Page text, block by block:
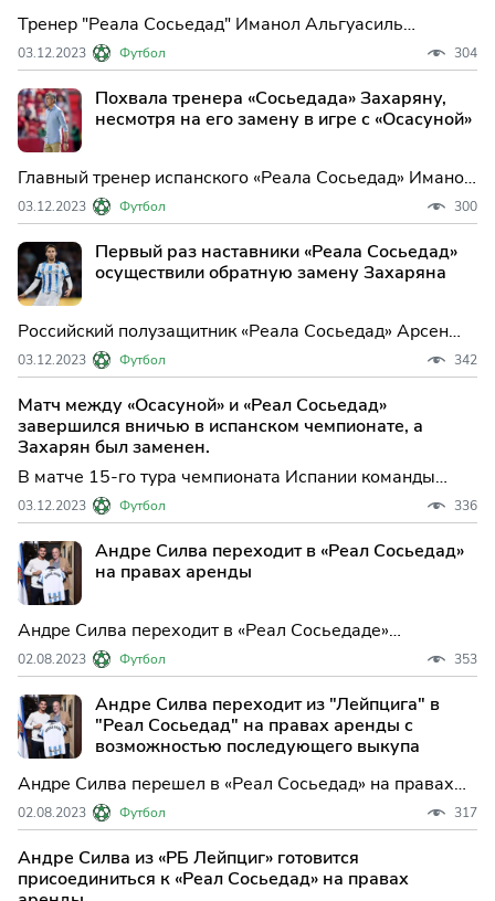
Тренер "Реала Сосьедад" Иманол Альгуасиль
поделился своим мнением о выступлении российского
полузащитника Арсена Захаряна в матче 15-го тура
Примеры против "Осасуны".
03.12.2023 Футбол 304
Похвала тренера «Сосьедада» Захаряну,
несмотря на его замену в игре с «Осасуной»
Главный тренер испанского «Реала Сосьедад» Иманол
Альгуасиль высказал свою оценку игре российского
полузащитника клуба Арсена Захаряна в матче 15-го
тура Примеры против «Осасуны».
03.12.2023 Футбол 300
Первый раз наставники «Реала Сосьедад»
осуществили обратную замену Захаряна
Российский полузащитник «Реала Сосьедад» Арсен
Захарян в гостевом матче 15-го тура чемпионата
Испании против «Осасуны» (1:1) вышел на замену на
16-й минуте вместо нападающего Андера
Барренечеа.
03.12.2023 Футбол 342
Матч между «Осасуной» и «Реал Сосьедад»
завершился вничью в испанском чемпионате, а
Захарян был заменен.
В матче 15-го тура чемпионата Испании команды
«Осасуна» и «Реал Сосьедад» не смогли определить
победителя и сыграли вничью. Встреча, прошедшая в
Памплоне, завершилась со счетом 1:1.
03.12.2023 Футбол 336
Андре Силва переходит в «Реал Сосьедад»
на правах аренды
Андре Силва переходит в «Реал Сосьедаде»
Португальский нападающий «РБ Лейпциг» Андре
Силва проведёт сезон-2023/2024 в «Реал
Сосьедаде», сообщает пресс-служба испанского
клуба. Кроме того, у «Реал Сосьедад» остаётся право
выкупа 27-летнего
02.08.2023 Футбол 353
Андре Силва переходит из "Лейпцига" в
"Реал Сосьедад" на правах аренды с
возможностью последующего выкупа
Андре Силва перешел в «Реал Сосьедад» на правах
аренды. Нападающий «РБ Лейпциг» будет выступать
за испанский клуб в сезоне-2023/24. «Реал Сосьедад»
имеет право выкупа по окончании соглашения. В
сезоне-2022/23 Андре Силва провел 31 матч в Бунд
02.08.2023 Футбол 317
Андре Силва из «РБ Лейпциг» готовится
присоединиться к «Реал Сосьедад» на правах